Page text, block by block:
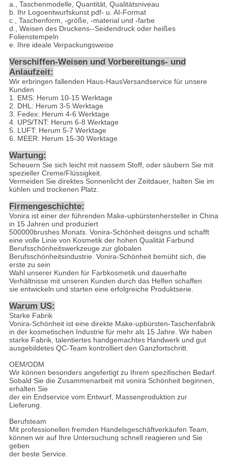
a., Taschenmodelle, Quantität, Qualitätsniveau
b. Ihr Logoentwurfskunst pdf- u. AI-Format
c., Taschenform, -größe, -material und -farbe
d., Weisen des Druckens--Seidendruck oder heißes
Folienstempeln
e. Ihre ideale Verpackungsweise
Verschiffen-Weisen und Vorbereitungs- und
Anlaufzeit:
Wir erbringen fallenden Haus-HausVersandservice für unsere
Kunden
1. EMS: Herum 10-15 Werktage
2. DHL: Herum 3-5 Werktage
3. Fedex: Herum 4-6 Werktage
4. UPS/TNT: Herum 6-8 Werktage
5. LUFT: Herum 5-7 Werktage
6. MEER: Herum 15-30 Werktage
Wartung:
Scheuern Sie sich leicht mit nassem Stoff, oder säubern Sie mit
spezieller Creme/Flüssigkeit.
Vermeiden Sie direktes Sonnenlicht der Zeitdauer, halten Sie im
kühlen und trockenen Platz.
Firmengeschichte:
Vonira ist einer der führenden Make-upbürstenhersteller in China
in 15 Jahren und produziert
500000brushes Monats. Vonira-Schönheit deisgns und schafft
eine volle Linie von Kosmetik der hohen Qualität Farbund
Berufsschönheitswerkzeuge zur globalen
Berufsschönheitsindustrie. Vonira-Schönheit bemüht sich, die
erste zu sein
Wahl unserer Kunden für Farbkosmetik und dauerhafte
Verhältnisse mit unseren Kunden durch das Helfen schaffen
sie entwickeln und starten eine erfolgreiche Produktserie.
Warum US:
Starke Fabrik
Vonira-Schönheit ist eine direkte Make-upbürsten-Taschenfabrik
in der kosmetischen Industrie für mehr als 15 Jahre. Wir haben
starke Fabrik, talentiertes handgemachtes Handwerk und gut
ausgebildetes QC-Team kontrolliert den Ganzfortschritt.
OEM/ODM
Wir können besonders angefertigt zu Ihrem spezifischen Bedarf.
Sobald Sie die Zusammenarbeit mit vonira Schönheit beginnen,
erhalten Sie
der ein Endservice vom Entwurf, Massenproduktion zur
Lieferung.
Berufsteam
Mit professionellen fremden Handelsgeschäftverkäufen Team,
können wir auf Ihre Untersuchung schnell reagieren und Sie
geben
der beste Service.